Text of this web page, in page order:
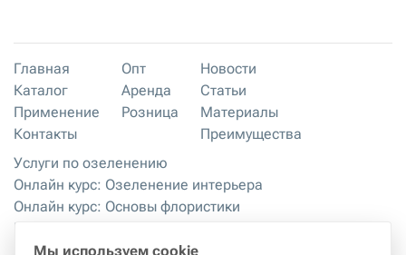
Главная
Каталог
Применение
Контакты
Опт
Аренда
Розница
Новости
Статьи
Материалы
Преимущества
Услуги по озеленению
Онлайн курс: Озеленение интерьера
Онлайн курс: Основы флористики
Мастер-классы
Правила хранения и эксплуатации
Мы используем cookie